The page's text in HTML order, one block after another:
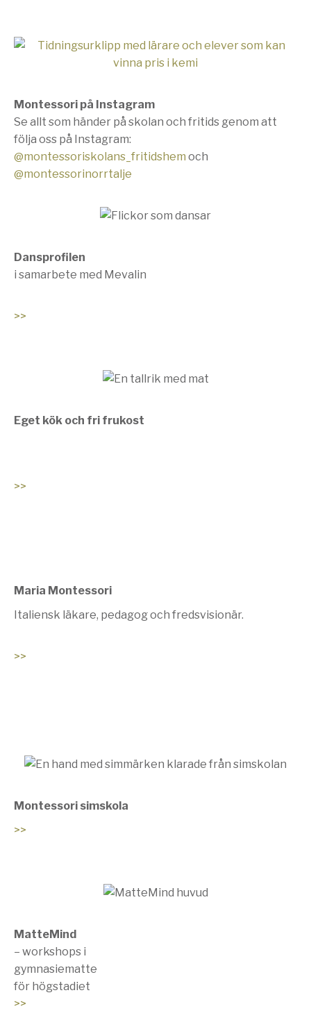
Montessori på Instagram
Se allt som händer på skolan och fritids genom att
följa oss på Instagram:
@montessoriskolans_fritidshem och
@montessorinorrtalje
Dansprofilen
i samarbete med Mevalin
>>
Eget kök och fri frukost
>>
Maria Montessori
Italiensk läkare, pedagog och fredsvisionär.
>>
Montessori simskola
>>
MatteMind
– workshops i
gymnasiematte
för högstadiet
>>